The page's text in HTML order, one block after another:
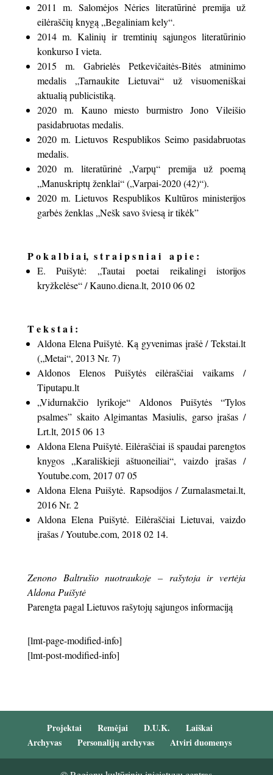
2011 m. Salomėjos Nėries literatūrinė premija už
eilėraščių knygą „Begaliniam kely“.
2014 m. Kalinių ir tremtinių sąjungos literatūrinio
konkurso I vieta.
2015 m. Gabrielės Petkevičaitės-Bitės atminimo
medalis „Tarnaukite Lietuvai“ už visuomeniškai
aktualią publicistiką.
2020 m. Kauno miesto burmistro Jono Vileišio
pasidabruotas medalis.
2020 m. Lietuvos Respublikos Seimo pasidabruotas
medalis.
2020 m. literatūrinė „Varpų“ premija už poemą
„Manuskriptų ženklai“ („Varpai-2020 (42)“).
2020 m. Lietuvos Respublikos Kultūros ministerijos
garbės ženklas „Nešk savo šviesą ir tikėk”
P o k a l b i a i, s t r a i p s n i a i a p i e :
E. Puišytė: „Tautai poetai reikalingi istorijos
kryžkelėse“ / Kauno.diena.lt, 2010 06 02
T e k s t a i :
Aldona Elena Puišytė. Ką gyvenimas įrašė / Tekstai.lt
(„Metai“, 2013 Nr. 7)
Aldonos Elenos Puišytės eilėraščiai vaikams /
Tiputapu.lt
„Vidurnakčio lyrikoje“ Aldonos Puišytės “Tylos
psalmes” skaito Algimantas Masiulis, garso įrašas /
Lrt.lt, 2015 06 13
Aldona Elena Puišytė. Eilėraščiai iš spaudai parengtos
knygos „Karališkieji aštuoneiliai“, vaizdo įrašas /
Youtube.com, 2017 07 05
Aldona Elena Puišytė. Rapsodijos / Zurnalasmetai.lt,
2016 Nr. 2
Aldona Elena Puišytė. Eilėraščiai Lietuvai, vaizdo
įrašas / Youtube.com, 2018 02 14.
Zenono Baltrušio nuotraukoje – rašytoja ir vertėja
Aldona Puišytė
Parengta pagal Lietuvos rašytojų sąjungos informaciją
[lmt-page-modified-info]
[lmt-post-modified-info]
Projektai Remėjai D.U.K.
Laiškai
Archyvas
Personalijų archyvas Atviri duomenys